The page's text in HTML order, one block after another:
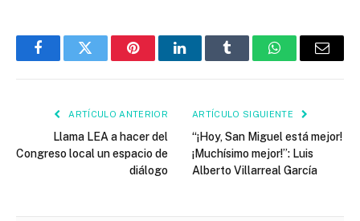
FacebookTwitter PinterestLinkedInTumblr WhatsAppEmail
ARTÍCULO ANTERIOR
Llama LEA a hacer del
Congreso local un espacio de
diálogo
ARTÍCULO SIGUIENTE
“¡Hoy, San Miguel está mejor!
¡Muchísimo mejor!”: Luis
Alberto Villarreal García